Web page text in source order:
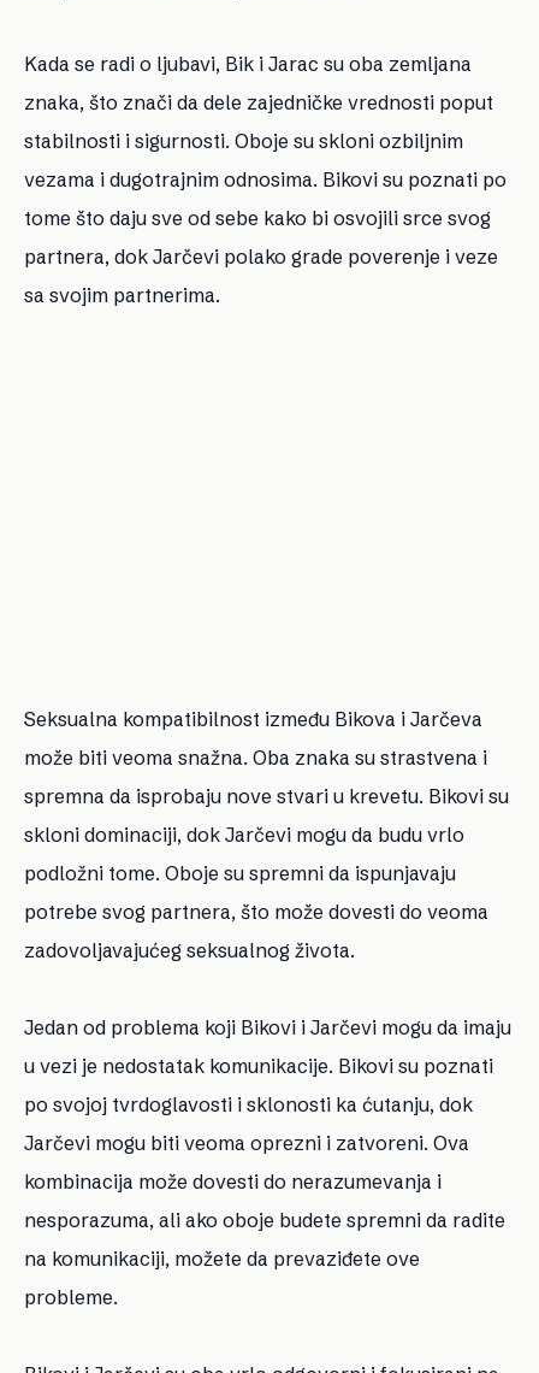
Kada se radi o ljubavi, Bik i Jarac su oba zemljana
znaka, što znači da dele zajedničke vrednosti poput
stabilnosti i sigurnosti. Oboje su skloni ozbiljnim
vezama i dugotrajnim odnosima. Bikovi su poznati po
tome što daju sve od sebe kako bi osvojili srce svog
partnera, dok Jarčevi polako grade poverenje i veze
sa svojim partnerima.
Seksualna kompatibilnost između Bikova i Jarčeva
može biti veoma snažna. Oba znaka su strastvena i
spremna da isprobaju nove stvari u krevetu. Bikovi su
skloni dominaciji, dok Jarčevi mogu da budu vrlo
podložni tome. Oboje su spremni da ispunjavaju
potrebe svog partnera, što može dovesti do veoma
zadovoljavajućeg seksualnog života.
Jedan od problema koji Bikovi i Jarčevi mogu da imaju
u vezi je nedostatak komunikacije. Bikovi su poznati
po svojoj tvrdoglavosti i sklonosti ka ćutanju, dok
Jarčevi mogu biti veoma oprezni i zatvoreni. Ova
kombinacija može dovesti do nerazumevanja i
nesporazuma, ali ako oboje budete spremni da radite
na komunikaciji, možete da prevaziđete ove
probleme.